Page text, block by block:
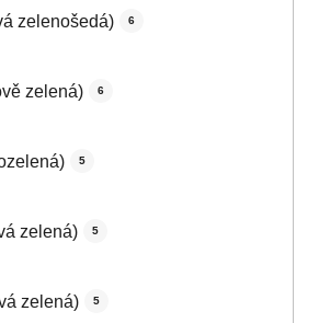
zelenošedá) 6
zelená) 6
5
zelená) 5
zelená) 5